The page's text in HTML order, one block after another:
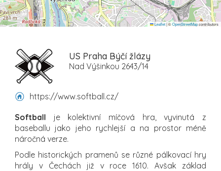
Leaflet|©OpenStreetMapcontributors
US Praha Býčí žlázy
Nad Výšinkou 2643/14
https://www.softball.cz/
Softball je kolektivní míčová hra, vyvinutá z
baseballu jako jeho rychlejší a na prostor méně
náročná verze.
Podle historických pramenů se různé pálkovací hry
hrály v Čechách již v roce 1610. Avšak základ